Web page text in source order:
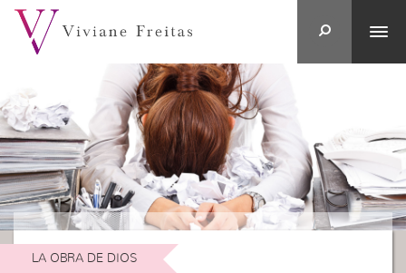
LA OBRA DE DIOS